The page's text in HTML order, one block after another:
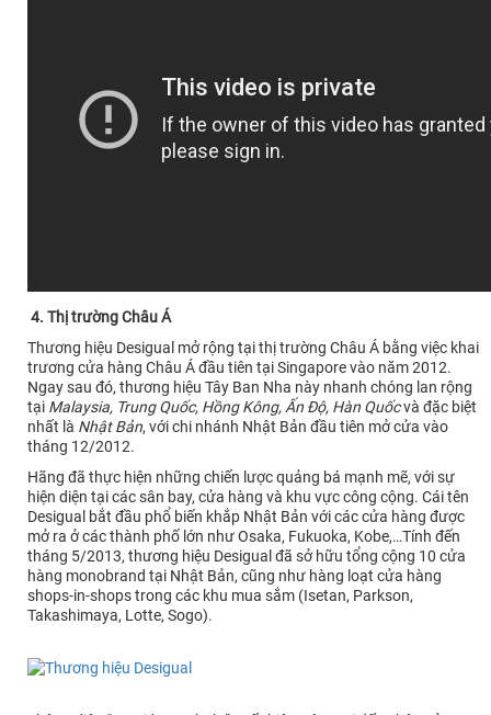
4. Thị trường Châu Á
Thương hiệu Desigual mở rộng tại thị trường Châu Á bằng việc khai
trương cửa hàng Châu Á đầu tiên tại Singapore vào năm 2012.
Ngay sau đó, thương hiệu Tây Ban Nha này nhanh chóng lan rộng
tại Malaysia, Trung Quốc, Hồng Kông, Ấn Độ, Hàn Quốcvà đặc biệt
nhất là Nhật Bản, với chi nhánh Nhật Bản đầu tiên mở cửa vào
tháng 12/2012.
Hãng đã thực hiện những chiến lược quảng bá mạnh mẽ, với sự
hiện diện tại các sân bay, cửa hàng và khu vực công cộng. Cái tên
Desigual bắt đầu phổ biến khắp Nhật Bản với các cửa hàng được
mở ra ở các thành phố lớn như Osaka, Fukuoka, Kobe,…Tính đến
tháng 5/2013, thương hiệu Desigual đã sở hữu tổng cộng 10 cửa
hàng monobrand tại Nhật Bản, cũng như hàng loạt cửa hàng
shops-in-shops trong các khu mua sắm (Isetan, Parkson,
Takashimaya, Lotte, Sogo).